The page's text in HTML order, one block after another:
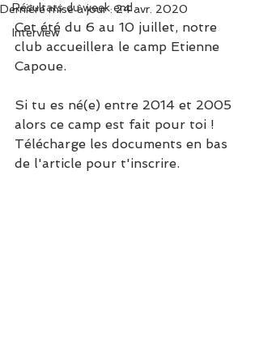
Résultats du week end
Interview
Dernière mise à jour :24 avr. 2020
Cet été du 6 au 10 juillet, notre
club accueillera le camp Etienne
Capoue.
Si tu es né(e) entre 2014 et 2005
alors ce camp est fait pour toi !
Télécharge les documents en bas
de l'article pour t'inscrire.